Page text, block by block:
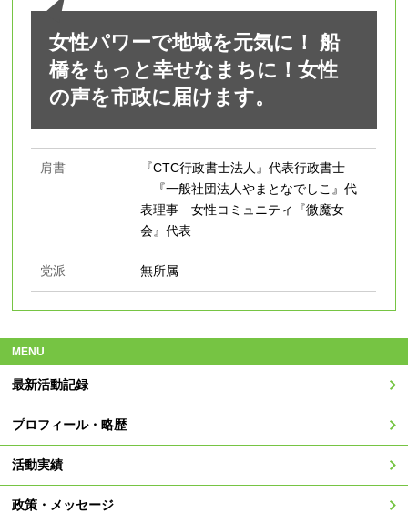
女性パワーで地域を元気に！ 船
橋をもっと幸せなまちに！女性
の声を市政に届けます。
肩書
『CTC行政書士法人』代表行政書士
『一般社団法人やまとなでしこ』代
表理事 女性コミュニティ『微魔女
会』代表
党派 無所属
MENU
最新活動記録
プロフィール・略歴
活動実績
政策・メッセージ